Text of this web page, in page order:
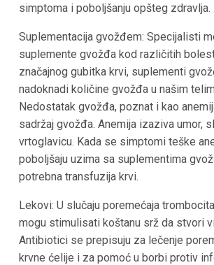
simptoma i poboljšanju opšteg zdravlja.
Suplementacija gvožđem: Specijalisti
suplemente gvožđa kod različitih
značajnog gubitka krvi, suplementi
nadoknadi količine gvožđa u našim
Nedostatak gvožđa, poznat i kao
sadržaj gvožđa. Anemija izaziva umor,
vrtoglavicu. Kada se simptomi teške
poboljšaju uzima sa suplementima
potrebna transfuzija krvi.
Lekovi: U slučaju poremećaja
mogu stimulisati koštanu srž da stvori
Antibiotici se prepisuju za lečenje
krvne ćelije i za pomoć u borbi protiv